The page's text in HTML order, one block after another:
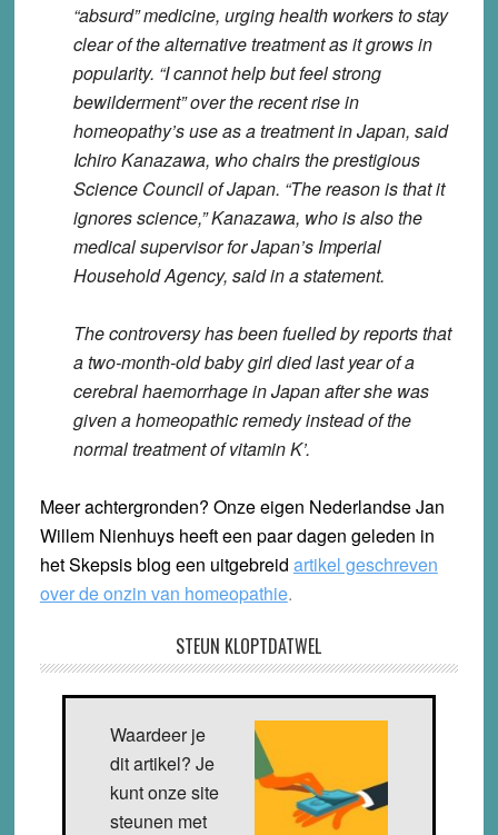
“absurd” medicine, urging health workers to stay
clear of the alternative treatment as it grows in
popularity. “I cannot help but feel strong
bewilderment” over the recent rise in
homeopathy’s use as a treatment in Japan, said
Ichiro Kanazawa, who chairs the prestigious
Science Council of Japan. “The reason is that it
ignores science,” Kanazawa, who is also the
medical supervisor for Japan’s Imperial
Household Agency, said in a statement.
The controversy has been fuelled by reports that
a two-month-old baby girl died last year of a
cerebral haemorrhage in Japan after she was
given a homeopathic remedy instead of the
normal treatment of vitamin K’.
Meer achtergronden? Onze eigen Nederlandse Jan
Willem Nienhuys heeft een paar dagen geleden in
het Skepsis blog een uitgebreid artikel geschreven
over de onzin van homeopathie.
STEUN KLOPTDATWEL
Waardeer je
dit artikel? Je
kunt onze site
steunen met